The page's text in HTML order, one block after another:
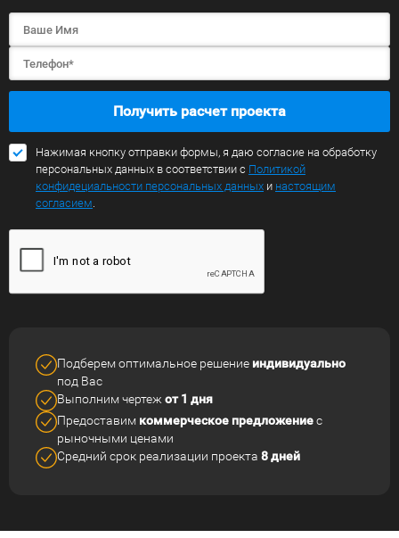
Получить расчет проекта
Нажимая кнопку отправки формы, я даю согласие на обработку
персональных данных в соответствии с Политикой
конфидециальности персональных данных и настоящим
согласием
Подберем оптимальное решение индивидуально
под Вас
Выполним чертеж от 1 дня
Предоставим коммерческое предложениес
рыночными ценами
Средний срок реализации проекта 8 дней